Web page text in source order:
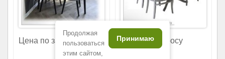
Цена по запросу Цена по запросу
Продолжая
пользоваться
этим сайтом,
Принимаю